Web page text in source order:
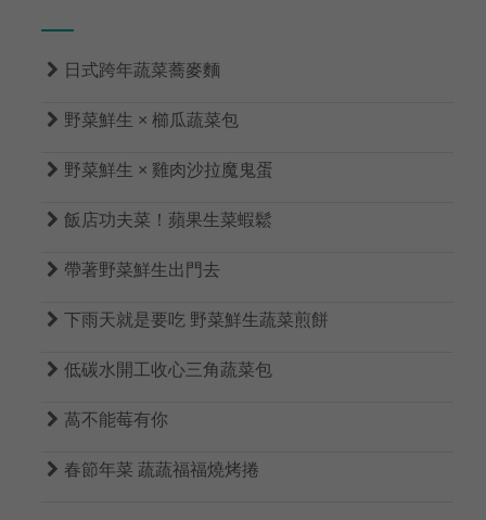
 日式跨年蔬菜蕎麥麵
 野菜鮮生 × 櫛瓜蔬菜包
 野菜鮮生 × 雞肉沙拉魔鬼蛋
 飯店功夫菜！蘋果生菜蝦鬆
 帶著野菜鮮生出門去
 下雨天就是要吃 野菜鮮生蔬菜煎餅
 低碳水開工收心三角蔬菜包
 萵不能莓有你
 春節年菜 蔬蔬福福燒烤捲